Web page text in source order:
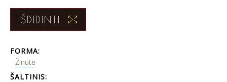
IŠDIDINTI
FORMA:
Žinutė
ŠALTINIS: